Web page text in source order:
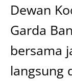
Dewan
Garda
bersama
langsung